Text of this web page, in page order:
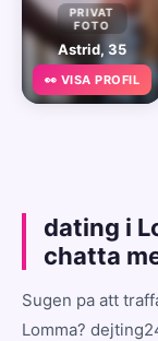
PRIVAT
FOTO
Astrid, 35
👀 VISA PROFIL
dating i
chatta
Sugen pa att
Lomma?